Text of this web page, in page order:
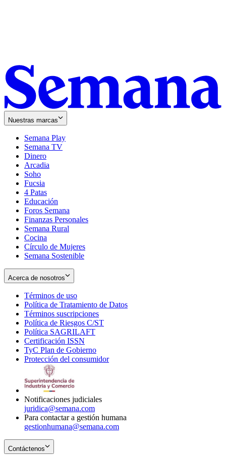
Nuestras marcas
Semana Play
Semana TV
Dinero
Arcadia
Soho
in
new
window
Fucsia
in
new
window
4 Patas
Educación
Foros Semana
Finanzas Personales
Semana Rural
Cocina
Círculo de Mujeres
Semana Sostenible
Acerca de nosotros
Términos de uso
in
new
window
Política de Tratamiento de Datos
Términos suscripciones
in
Política de Riesgos C/ST
Política SAGRILAFT
new
window
Certificación ISSN
in
new
TyC Plan de Gobierno
in
Protección del consumidorOpens
Notificaciones judiciales
juridica@semana.com
Para contactar a gestión humana
gestionhumana@semana.com
Contáctenos